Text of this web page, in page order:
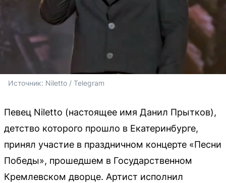
Источник: Niletto / Telegram
Певец Niletto (настоящее имя Данил Прытков),
детство которого прошло в Екатеринбурге,
принял участие в праздничном концерте «Песни
Победы», прошедшем в Государственном
Кремлевском дворце. Артист исполнил